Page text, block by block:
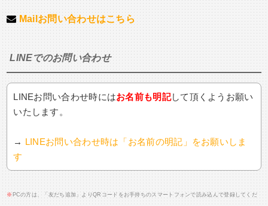
Mailお問い合わせはこちら
LINEでのお問い合わせ
LINEお問い合わせ時にはお名前も明記して頂くようお願い
いたします。
→ LINEお問い合わせ時は「お名前の明記」をお願いしま
す
※ PCの方は、「友だち追加」よりQRコードをお手持ちのスマートフォンで読み込んで登録してくだ